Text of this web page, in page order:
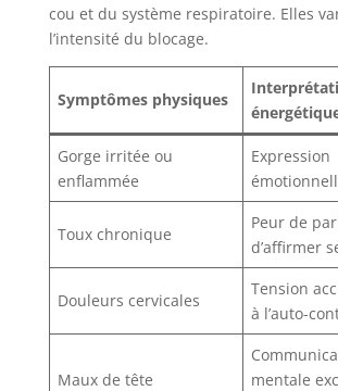
cou et du système respiratoire. Elles
l’intensité du blocage.
Symptômes physiques
Gorge irritée ou
enflammée
Expression
Toux chronique
Peur de
d’affirmer
Douleurs cervicales
Tension
à l’auto-
Maux de tête
mentale